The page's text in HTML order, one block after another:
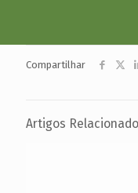
Compartilhar
Artigos